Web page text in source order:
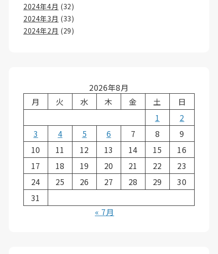
2024年4月 (32)
2024年3月 (33)
2024年2月 (29)
2026年8月
月
火 水 木 金 土
日
1
2
3
4 5 6 7 8
9
10
11 12 13 14 15
16
17
18 19 20 21 22
23
24
25 26 27 28 29
30
31
« 7月